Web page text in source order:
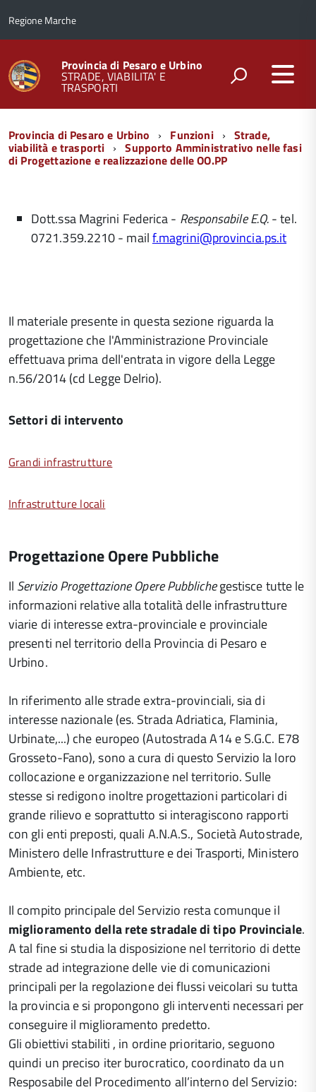
Regione Marche
Provincia di Pesaro e Urbino
STRADE, VIABILITA' E
TRASPORTI
Menu
di
navigazione
Provincia di Pesaro e Urbino Funzioni Strade,
viabilità e trasporti Supporto Amministrativo nelle fasi
di Progettazione e realizzazione delle OO.PP
Dott.ssa Magrini Federica - Responsabile E.Q.- tel.
0721.359.2210 - mailf.magrini@provincia.ps.it
Il materiale presente in questa sezione riguarda la
progettazione che l'Amministrazione Provinciale
effettuava prima dell'entrata in vigore della Legge
n.56/2014 (cd Legge Delrio).
Settori di intervento
Grandi infrastrutture
Infrastrutture locali
Progettazione Opere Pubbliche
Il Servizio Progettazione Opere Pubblichegestisce tutte le
informazioni relative alla totalità delle infrastrutture
viarie di interesse extra-provinciale e provinciale
presenti nel territorio della Provincia di Pesaro e
Urbino.
In riferimento alle strade extra-provinciali, sia di
interesse nazionale (es. Strada Adriatica, Flaminia,
Urbinate,...) che europeo (Autostrada A14 e S.G.C. E78
Grosseto-Fano), sono a cura di questo Servizio la loro
collocazione e organizzazione nel territorio. Sulle
stesse si redigono inoltre progettazioni particolari di
grande rilievo e soprattutto si interagiscono rapporti
con gli enti preposti, quali A.N.A.S., Società Autostrade,
Ministero delle Infrastrutture e dei Trasporti, Ministero
Ambiente, etc.
Il compito principale del Servizio resta comunque il
miglioramento della rete stradale di tipo Provinciale.
A tal fine si studia la disposizione nel territorio di dette
strade ad integrazione delle vie di comunicazioni
principali per la regolazione dei flussi veicolari su tutta
la provincia e si propongono gli interventi necessari per
conseguire il miglioramento predetto.
Gli obiettivi stabiliti , in ordine prioritario, seguono
quindi un preciso iter burocratico, coordinato da un
Resposabile del Procedimento all’interno del Servizio: